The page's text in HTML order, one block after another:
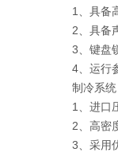
1、具备
2、具备
3、键盘
4、运行
制冷系
1、进口
2、高密
3、采用